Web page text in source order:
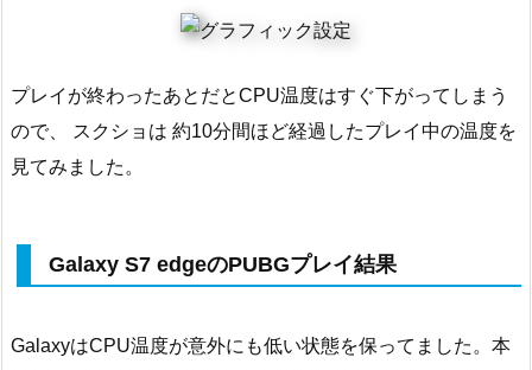
プレイが終わったあとだとCPU温度はすぐ下がってしまう
ので、 スクショは 約10分間ほど経過したプレイ中の温度を
見てみました。
Galaxy S7 edgeのPUBGプレイ結果
GalaxyはCPU温度が意外にも低い状態を保ってました。本